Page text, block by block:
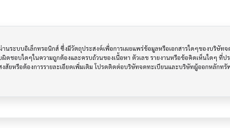
ะบบอิเล็กทรอนิกส์ ซึ่งมีวัตถุประสงค์เพื่อการเผยแพร่ข้อมูลหรือเอกสารใดๆของบริษั
ชอบใดๆในความถูกต้องและครบถ้วนของเนื้อหา ตัวเลข รายงานหรือข้อคิดเห็นใดๆ ที่ป
ยหรือต้องการรายละเอียดเพิ่มเติม โปรดติดต่อบริษัทจดทะเบียนและบริษัทผู้ออกหลักท